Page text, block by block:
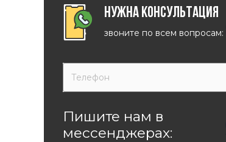
Нужна консультация
звоните по всем вопросам:
Пишите нам в
мессенджерах: